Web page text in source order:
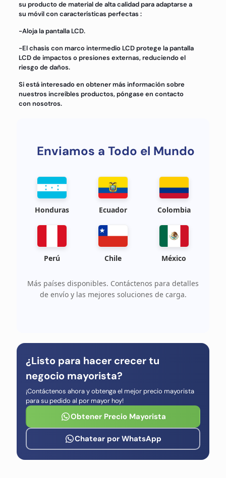
su producto de material de alta calidad para adaptarse a
su móvil con características perfectas :
-Aloja la pantalla LCD.
-El chasis con marco intermedio LCD protege la pantalla
LCD de impactos o presiones externas, reduciendo el
riesgo de daños.
Si está interesado en obtener más información sobre
nuestros increíbles productos, póngase en contacto
con nosotros.
Enviamos a Todo el Mundo
Honduras Ecuador Colombia
Perú Chile México
Más países disponibles. Contáctenos para detalles
de envío y las mejores soluciones de carga.
¿Listo para hacer crecer tu
negocio mayorista?
¡Contáctenos ahora y obtenga el mejor precio mayorista
para su pedido al por mayor hoy!
Obtener Precio Mayorista
Chatear por WhatsApp